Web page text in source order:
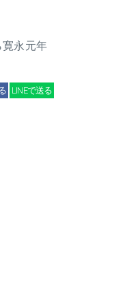
寛永元年
LINEで送る